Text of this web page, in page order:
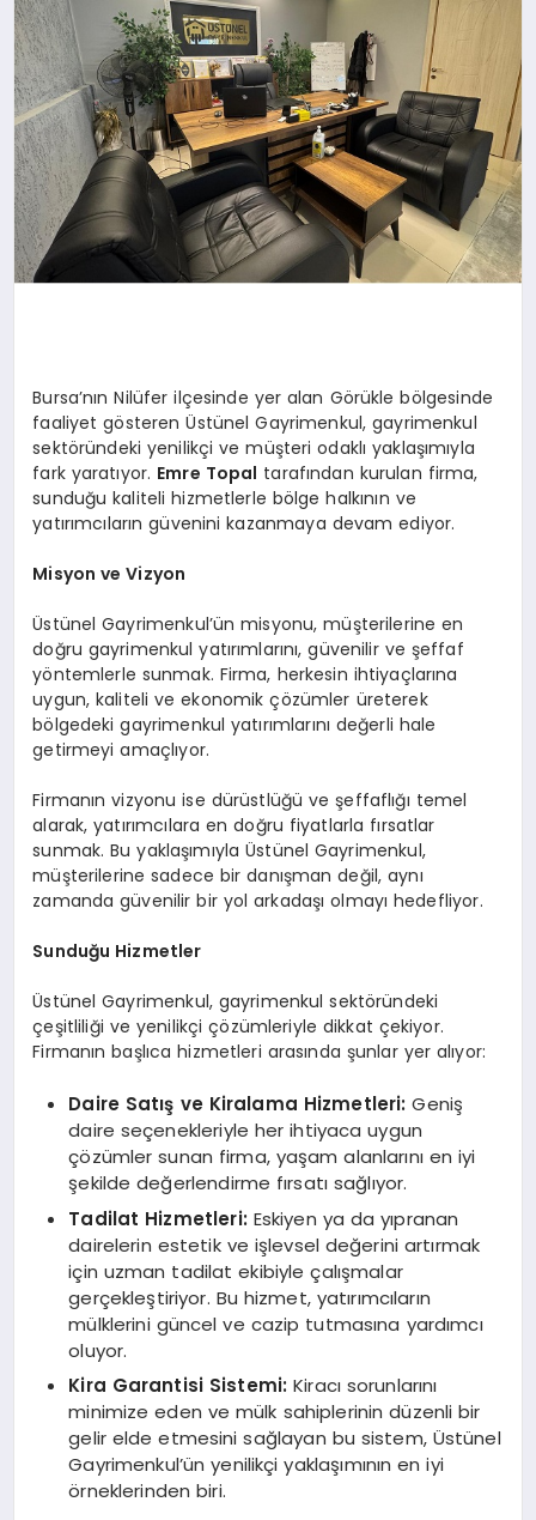
Bursa’nın Nilüfer ilçesinde yer alan Görükle bölgesinde
faaliyet gösteren Üstünel Gayrimenkul, gayrimenkul
sektöründeki yenilikçi ve müşteri odaklı yaklaşımıyla
fark yaratıyor. Emre Topal tarafından kurulan firma,
sunduğu kaliteli hizmetlerle bölge halkının ve
yatırımcıların güvenini kazanmaya devam ediyor.
Misyon ve Vizyon
Üstünel Gayrimenkul’ün misyonu, müşterilerine en
doğru gayrimenkul yatırımlarını, güvenilir ve şeffaf
yöntemlerle sunmak. Firma, herkesin ihtiyaçlarına
uygun, kaliteli ve ekonomik çözümler üreterek
bölgedeki gayrimenkul yatırımlarını değerli hale
getirmeyi amaçlıyor.
Firmanın vizyonu ise dürüstlüğü ve şeffaflığı temel
alarak, yatırımcılara en doğru fiyatlarla fırsatlar
sunmak. Bu yaklaşımıyla Üstünel Gayrimenkul,
müşterilerine sadece bir danışman değil, aynı
zamanda güvenilir bir yol arkadaşı olmayı hedefliyor.
Sunduğu Hizmetler
Üstünel Gayrimenkul, gayrimenkul sektöründeki
çeşitliliği ve yenilikçi çözümleriyle dikkat çekiyor.
Firmanın başlıca hizmetleri arasında şunlar yer alıyor:
Daire Satış ve Kiralama Hizmetleri: Geniş
daire seçenekleriyle her ihtiyaca uygun
çözümler sunan firma, yaşam alanlarını en iyi
şekilde değerlendirme fırsatı sağlıyor.
Tadilat Hizmetleri: Eskiyen ya da yıpranan
dairelerin estetik ve işlevsel değerini artırmak
için uzman tadilat ekibiyle çalışmalar
gerçekleştiriyor. Bu hizmet, yatırımcıların
mülklerini güncel ve cazip tutmasına yardımcı
oluyor.
Kira Garantisi Sistemi: Kiracı sorunlarını
minimize eden ve mülk sahiplerinin düzenli bir
gelir elde etmesini sağlayan bu sistem, Üstünel
Gayrimenkul’ün yenilikçi yaklaşımının en iyi
örneklerinden biri.